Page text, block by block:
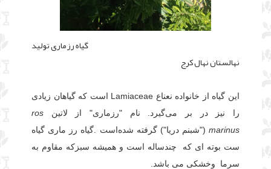
گیاه رزماری تولید
نهالستان نهال کرج
این گیاه از خانواده نعناع Lamiaceae است که گیاهان زیادی
را نیز در بر می‌گیرد. نام "رزماری" از لاتین ros
marinus ("شبنم دریا") گرفته شده‌است .گیاه رز ماری گیاه
ست بوته ای که چندساله است و همیشه سبزکه مقاوم به
سرما وخشکی می باشد.